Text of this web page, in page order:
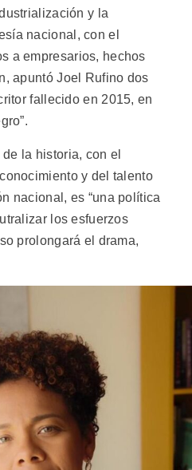
y la
nacional, con el
a empresarios, hechos
apuntó Joel Rufino dos
fallecido en 2015, en
la historia, con el
y del talento
nacional, es “una política
los esfuerzos
prolongará el drama,